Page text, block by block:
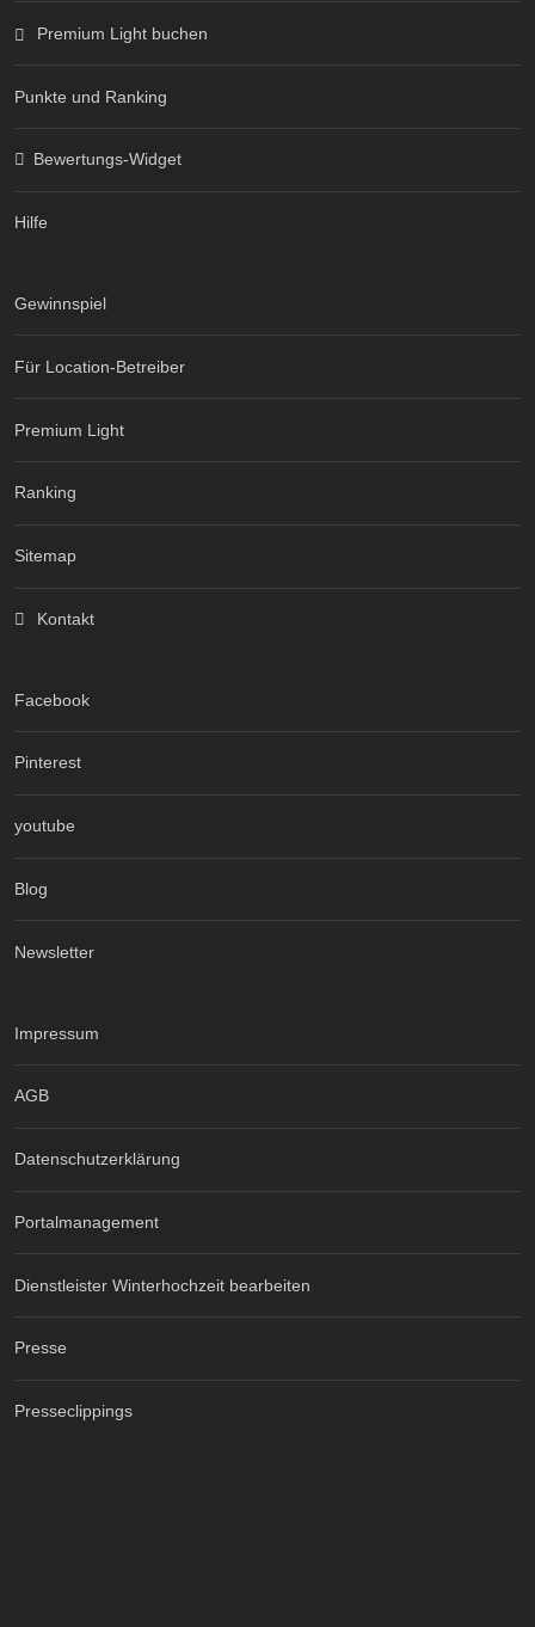
Premium Light buchen
Punkte und Ranking
Bewertungs-Widget
Hilfe
Gewinnspiel
Für Location-Betreiber
Premium Light
Ranking
Sitemap
Kontakt
Facebook
Pinterest
youtube
Blog
Newsletter
Impressum
AGB
Datenschutzerklärung
Portalmanagement
Dienstleister Winterhochzeit bearbeiten
Presse
Presseclippings